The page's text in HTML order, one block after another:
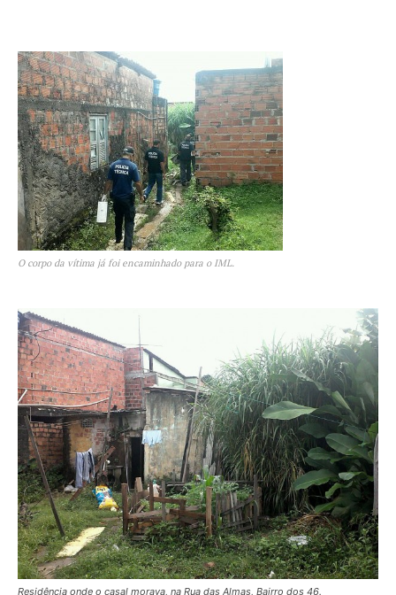
O corpo da vítima já foi encaminhado para o IML.
Residência onde o casal morava, na Rua das Almas, Bairro dos 46.